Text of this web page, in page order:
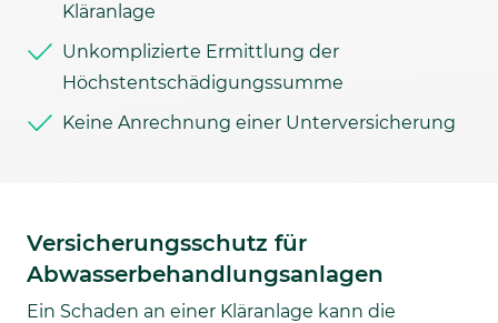
Kläranlage
Unkomplizierte Ermittlung der
Höchstentschädigungssumme
Keine Anrechnung einer Unterversicherung
Versicherungsschutz für
Abwasserbehandlungsanlagen
Ein Schaden an einer Kläranlage kann die